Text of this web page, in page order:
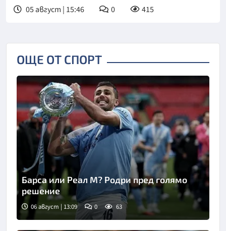
05 август | 15:46 0 415
ОЩЕ ОТ СПОРТ
Барса или Реал М? Родри пред голямо
решение
06 август | 13:09 0 63